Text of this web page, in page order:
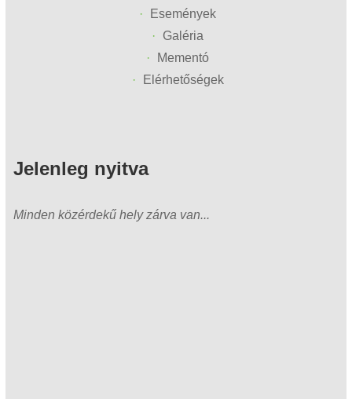
Események
Galéria
Mementó
Elérhetőségek
Jelenleg nyitva
Minden közérdekű hely zárva van...